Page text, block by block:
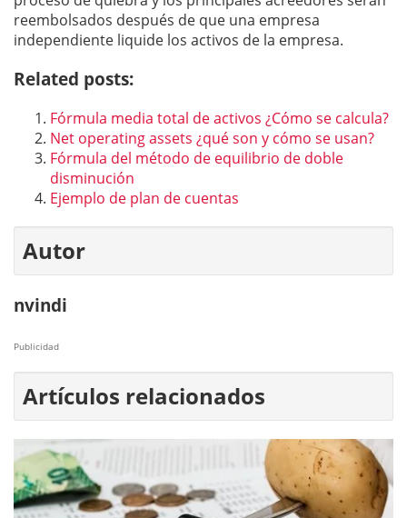
reembolsados ​​después de que una empresa
independiente liquide los activos de la empresa.
Related posts:
Fórmula media total de activos ¿Cómo se calcula?
Net operating assets ¿qué son y cómo se usan?
Fórmula del método de equilibrio de doble
disminución
Ejemplo de plan de cuentas
Autor
nvindi
Publicidad
Artículos relacionados